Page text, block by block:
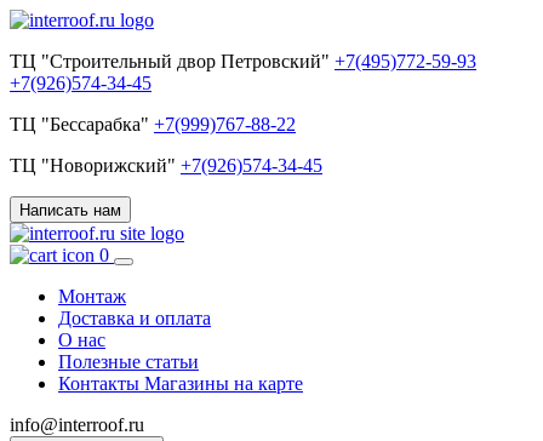
ТЦ "Строительный двор Петровский" +7(495)772-59-93
+7(926)574-34-45
ТЦ "Бессарабка" +7(999)767-88-22
ТЦ "Новорижский" +7(926)574-34-45
Написать нам
0
Монтаж
Доставка и оплата
О нас
Полезные статьи
Контакты Магазины на карте
info@interroof.ru